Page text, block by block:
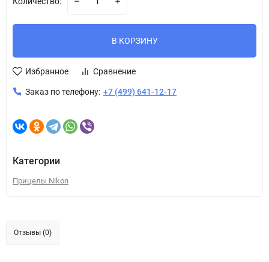
В КОРЗИНУ
Избранное Сравнение
Заказ по телефону: +7 (499) 641-12-17
Категории
Прицелы Nikon
Отзывы (0)